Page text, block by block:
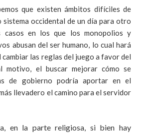
que existen ámbitos difíciles de
sistema occidental de un día para otro
casos en los que los monopolios y
abusan del ser humano, lo cual hará
cambiar las reglas del juego a favor del
motivo, el buscar mejorar cómo se
de gobierno podría aportar en el
llevadero el camino para el servidor
en la parte religiosa, si bien hay